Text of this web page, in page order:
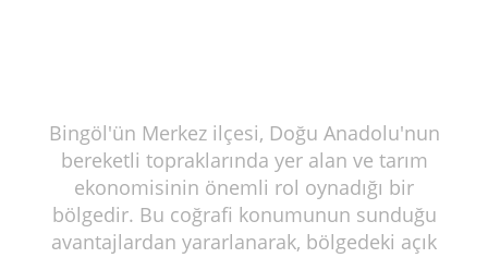
Bingöl'ün Merkez ilçesi, Doğu Anadolu'nun
bereketli topraklarında yer alan ve tarım
ekonomisinin önemli rol oynadığı bir
bölgedir. Bu coğrafi konumunun sunduğu
avantajlardan yararlanarak, bölgedeki açık